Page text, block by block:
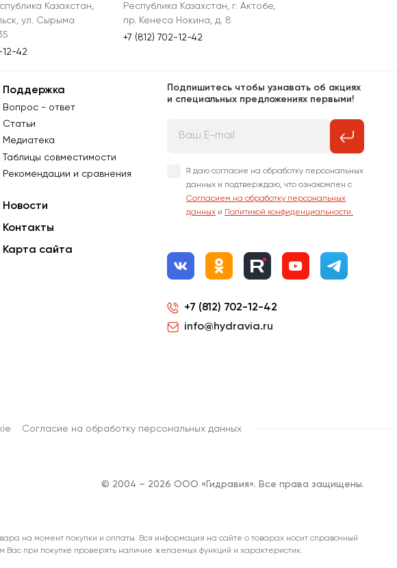
Казахстан,
ул. Сырыма
12-42
Республика Казахстан, г. Актобе,
пр. Кенеса Нокина, д. 8
+7 (812) 702-12-42
Поддержка
Вопрос - ответ
Статьи
Медиатека
Таблицы совместимости
Рекомендации и сравнения
Новости
Контакты
Карта сайта
Подпишитесь чтобы узнавать об акциях
и специальных предложениях первыми!
Я даю согласие на обработку персональных
данных и подтверждаю, что ознакомлен с
Согласием на обработку персональных
данных и Политикой конфиденциальности.
+7 (812) 702-12-42
info@hydravia.ru
Согласиe на обработку персональных данных
© 2004 – 2026 ООО «Гидравия». Все права защищены.
на момент покупки и оплаты. Вся информация на сайте о товарах носит справочный
Вас при покупке проверять наличие желаемых функций и характеристик.